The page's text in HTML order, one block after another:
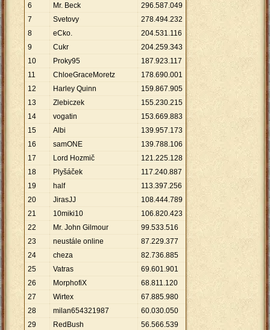
6
Mr. Beck 296.587.049
7
Svetovy 278.494.232
8
eCko. 204.531.116
9
Cukr 204.259.343
10
Proky95 187.923.117
11
ChloeGraceMoretz 178.690.001
12
Harley Quinn 159.867.905
13
Zlebiczek 155.230.215
14
vogatin 153.669.883
15
Albi 139.957.173
16
samONE 139.788.106
17
Lord Hozmič 121.225.128
18
Plyšáček 117.240.887
19
half 113.397.256
20
JirasJJ 108.444.789
21
10miki10 106.820.423
22
Mr. John Gilmour 99.533.516
23
neustále online 87.229.377
24
cheza 82.736.885
25
Vatras 69.601.901
26
MorphofiX 68.811.120
27
Wirtex 67.885.980
28
milan654321987 60.030.050
29
RedBush 56.566.539